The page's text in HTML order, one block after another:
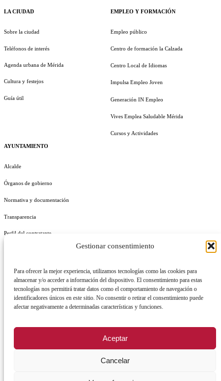
Gestionar consentimiento
Para ofrecer la mejor experiencia, utilizamos tecnologías como las cookies para
almacenar y/o acceder a información del dispositivo. El consentimiento para estas
tecnologías nos permitirá tratar datos como el comportamiento de navegación o
identificadores únicos en este sitio. No consentir o retirar el consentimiento puede
afectar negativamente a determinadas características y funciones.
Aceptar
Cancelar
LA CIUDAD
Sobre la ciudad
Teléfonos de interés
Agenda urbana de Mérida
Cultura y festejos
Guía útil
AYUNTAMIENTO
Alcalde
Órganos de gobierno
Normativa y documentación
Transparencia
Perfil del contratante
EMPLEO Y FORMACIÓN
Empleo público
Centro de formación la Calzada
Centro Local de Idiomas
Impulsa Empleo Joven
Generación IN Empleo
Vives Emplea Saludable Mérida
Cursos y Actividades
REGISTRO DE ACTIVIDADES DE TRATAMIENTO